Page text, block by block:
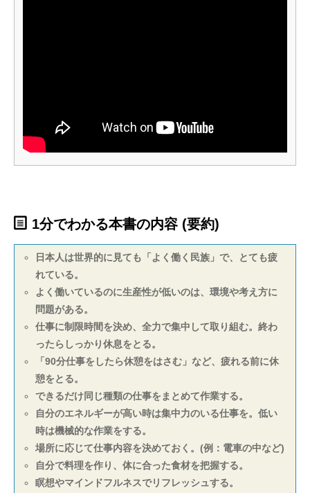
1分でわかる本書の内容 (要約)
日本人は世界的に見ても「よく働く民族」で、とても疲
れている。
よく働いているのに生産性が低いのは、環境や考え方に
問題がある。
仕事に制限時間を決め、全力で集中して取り組む。終わ
ったらしっかり休息をとる。
「90分仕事をしたら休憩をはさむ」など、疲れる前に休
憩をとる。
できるだけ同じ種類の仕事をまとめて作業する。
自分のエネルギーが高い時は集中力のいる仕事を。低い
時は機械的な作業をする。
場所に応じて仕事内容を決めておく。(例：電車の中など)
自分で料理を作り、体に合った食材を把握する。
瞑想やマインドフルネスでリフレッシュする。